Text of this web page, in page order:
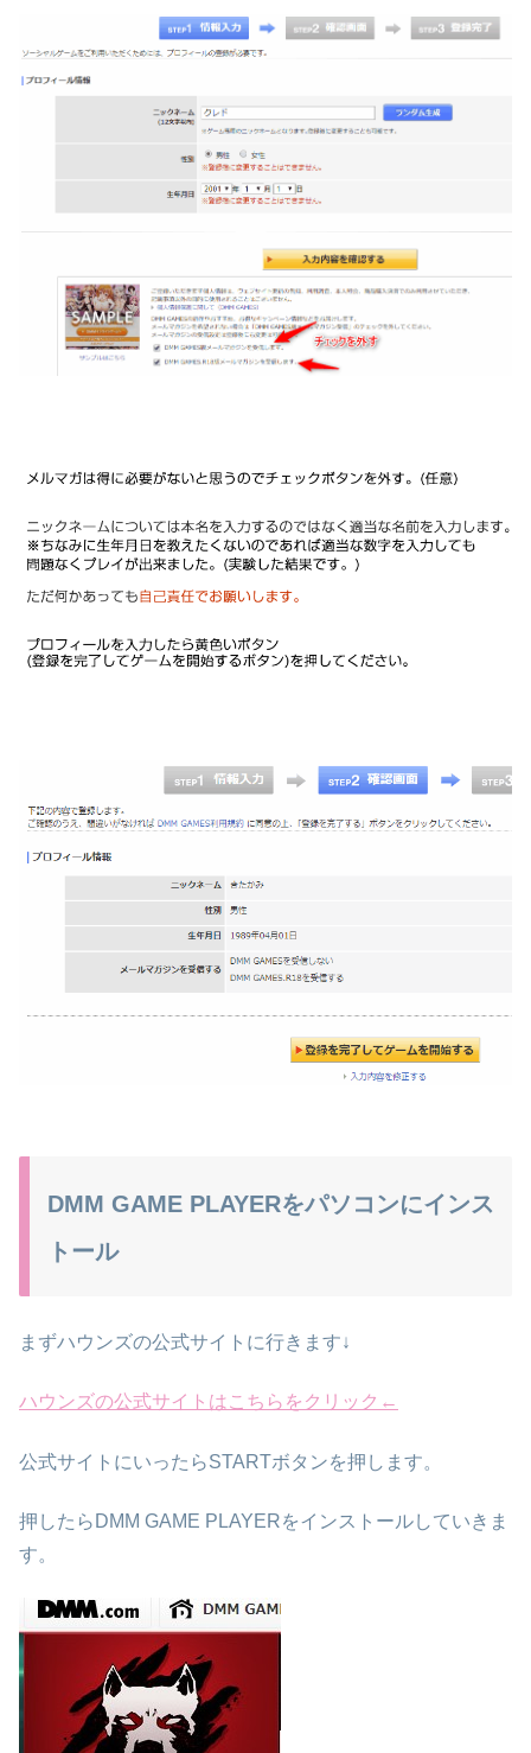
DMM GAME PLAYERをパソコンにインス
トール
まずハウンズの公式サイトに行きます↓
ハウンズの公式サイトはこちらをクリック←
公式サイトにいったらSTARTボタンを押します。
押したらDMM GAME PLAYERをインストールしていきま
す。